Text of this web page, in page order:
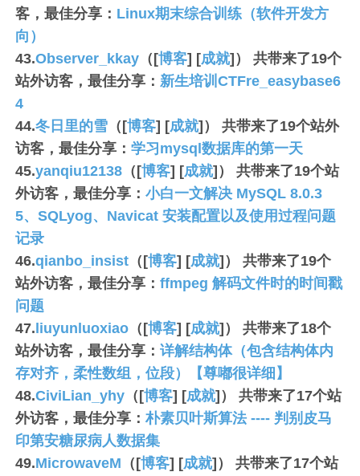
客，最佳分享： Linux期末综合训练（软件开发方
向）
43.Observer_kkay （[博客] [成就]） 共带来了19个
站外访客，最佳分享： 新生培训CTFre_easybase6
4
44.冬日里的雪 （[博客] [成就]） 共带来了19个站外
访客，最佳分享：学习mysql数据库的第一天
45.yanqiu12138 （[博客] [成就]） 共带来了19个站
外访客，最佳分享：小白一文解决 MySQL 8.0.3
5、SQLyog、Navicat 安装配置以及使用过程问题
记录
46.qianbo_insist （[博客] [成就]） 共带来了19个
站外访客，最佳分享：ffmpeg 解码文件时的时间戳
问题
47.liuyunluoxiao （[博客] [成就]） 共带来了18个
站外访客，最佳分享：详解结构体（包含结构体内
存对齐，柔性数组，位段）【尊嘟很详细】
48.CiviLian_yhy （[博客] [成就]） 共带来了17个站
外访客，最佳分享：朴素贝叶斯算法 ---- 判别皮马
印第安糖尿病人数据集
49.MicrowaveM （[博客] [成就]） 共带来了17个站